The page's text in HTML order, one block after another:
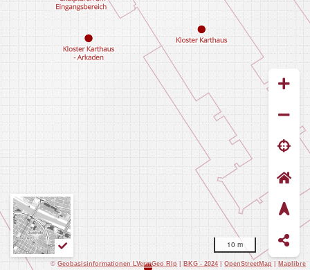
10 m
©Geobasisinformationen LVermGeo Rlp |BKG - 2024|OpenStreetMap |Maplibre